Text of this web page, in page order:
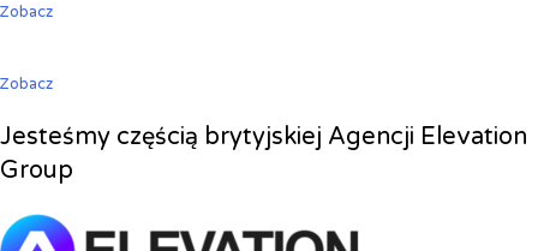
Zobacz
Zobacz
Jesteśmy częścią brytyjskiej Agencji Elevation
Group